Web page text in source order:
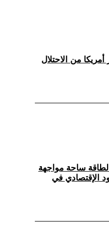
من الاحتلال
ساحة مواجهة
الإقتصادي في